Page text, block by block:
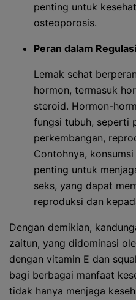
penting untuk
osteoporosis.
Peran dalam
Lemak sehat
hormon, termasuk
steroid. Hormon-
fungsi tubuh, seperti
perkembangan,
Contohnya,
penting untuk
seks, yang dapat
reproduksi dan
Dengan demikian,
zaitun, yang didominasi
dengan vitamin E dan
bagi berbagai manfaat
tidak hanya menjaga